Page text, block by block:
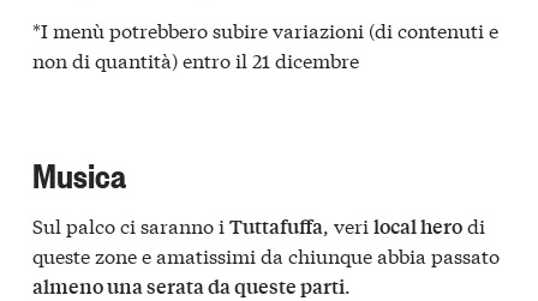
*I menù potrebbero subire variazioni (di contenuti e
non di quantità) entro il 21 dicembre
Musica
Sul palco ci saranno i Tuttafuffa, veri local herodi
queste zone e amatissimi da chiunque abbia passato
almeno una serata da queste parti.